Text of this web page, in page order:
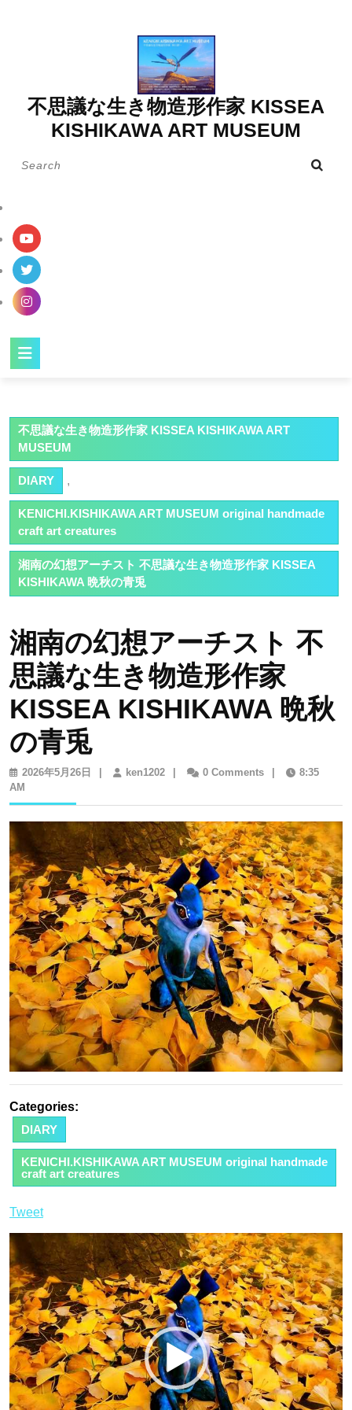
不思議な生き物造形作家 KISSEA
KISHIKAWA ART MUSEUM
不思議な生き物造形作家 KISSEA KISHIKAWA ART
MUSEUM
DIARY ,
KENICHI.KISHIKAWA ART MUSEUM original handmade
craft art creatures
湘南の幻想アーチスト 不思議な生き物造形作家 KISSEA
KISHIKAWA 晩秋の青兎
湘南の幻想アーチスト 不
思議な生き物造形作家
KISSEA KISHIKAWA 晩秋
の青兎
2026年5月26日
2026
26
日
ken1202ken12020 Comments
8:35
AM
Categories:
DIARY
KENICHI.KISHIKAWA ART MUSEUM original handmade
craft art creatures
Tweet